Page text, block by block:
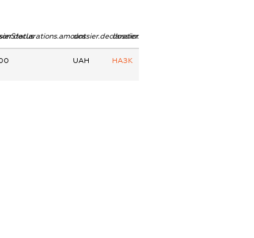
dossier.declarations.currency
dossier.declarations.source
UAH НАЗК